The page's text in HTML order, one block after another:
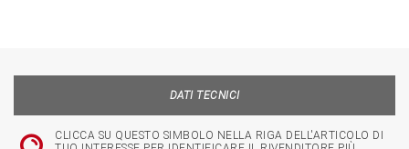
DATI TECNICI
CLICCA SU QUESTO SIMBOLO NELLA RIGA DELL'ARTICOLO DI